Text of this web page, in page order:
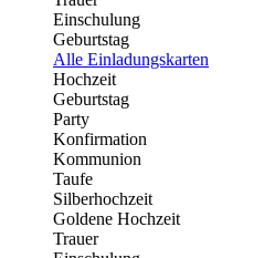
Einschulung
Geburtstag
Alle Einladungskarten
Hochzeit
Geburtstag
Party
Konfirmation
Kommunion
Taufe
Silberhochzeit
Goldene Hochzeit
Trauer